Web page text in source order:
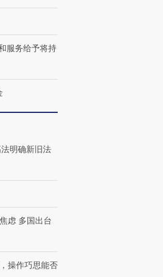
服务给予将持
明确新旧法
虑 多国出台
操作巧思能否